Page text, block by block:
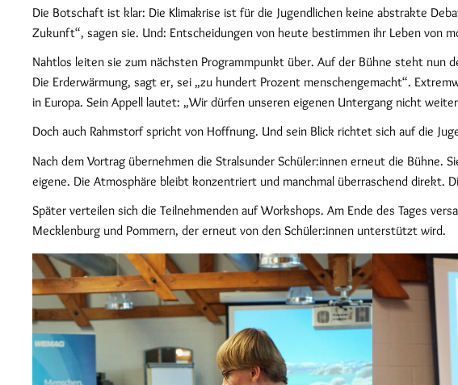
Die Botschaft ist klar: Die Klimakrise ist für die Jugendlichen keine abstrakte
Zukunft“, sagen sie. Und: Entscheidungen von heute bestimmen ihr Leben von
Nahtlos leiten sie zum nächsten Programmpunkt über. Auf der Bühne steht
Die Erderwärmung, sagt er, sei „zu hundert Prozent menschengemacht“.
in Europa. Sein Appell lautet: „Wir dürfen unseren eigenen Untergang nicht
Doch auch Rahmstorf spricht von Hoffnung. Und sein Blick richtet sich auf die
Nach dem Vortrag übernehmen die Stralsunder Schüler:innen erneut die Bühne.
eigene. Die Atmosphäre bleibt konzentriert und manchmal überraschend direkt.
Später verteilen sich die Teilnehmenden auf Workshops. Am Ende des Tages
Mecklenburg und Pommern, der erneut von den Schüler:innen unterstützt wird.